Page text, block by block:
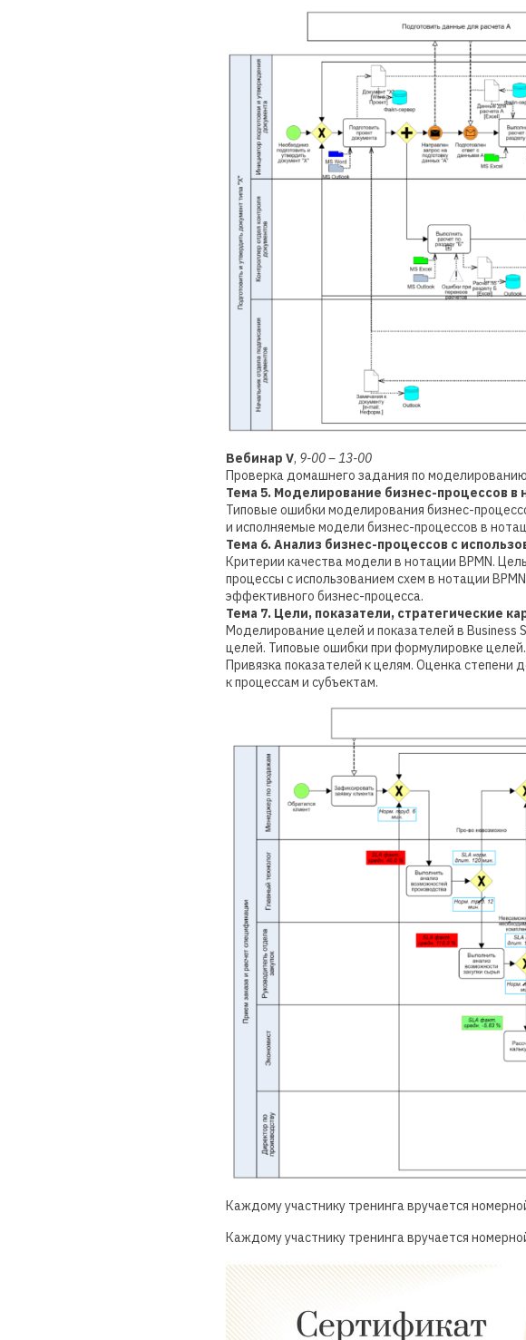
Вебинар V, 9-00 – 13-00
Проверка домашнего задания по
Тема 5. Моделирование бизнес-процессов в
Типовые ошибки моделирования бизнес-
и исполняемые модели бизнес-процессов в
Тема 6. Анализ бизнес-процессов с
Критерии качества модели в нотации BPMN.
процессы с использованием схем в нотации
эффективного бизнес-процесса.
Тема 7. Цели, показатели, стратегические
Моделирование целей и показателей в
целей. Типовые ошибки при формулировке
Привязка показателей к целям. Оценка
к процессам и субъектам.
Каждому участнику тренинга вручается
Каждому участнику тренинга вручается